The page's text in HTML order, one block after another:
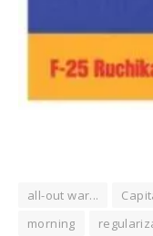
all-out war...
morning